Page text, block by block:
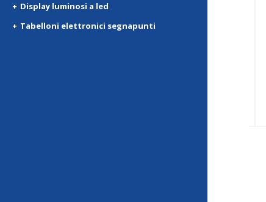
Display luminosi a led
Tabelloni elettronici segnapunti